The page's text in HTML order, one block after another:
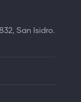
San Isidro.